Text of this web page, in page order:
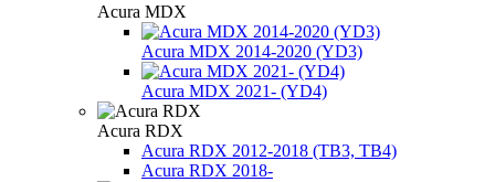
Acura MDX
Acura MDX 2014-2020 (YD3)
Acura MDX 2021- (YD4)
Acura RDX
Acura RDX 2012-2018 (ТВ3, TB4)
Acura RDX 2018-